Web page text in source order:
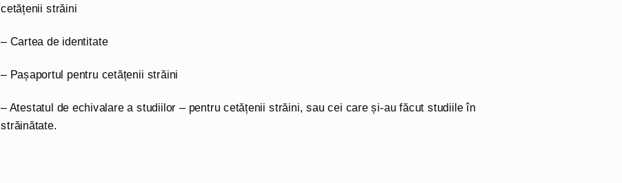
cetățenii străini
– Cartea de identitate
– Pașaportul pentru cetățenii străini
– Atestatul de echivalare a studiilor – pentru cetățenii străini, sau cei care și-au făcut studiile în
străinătate.